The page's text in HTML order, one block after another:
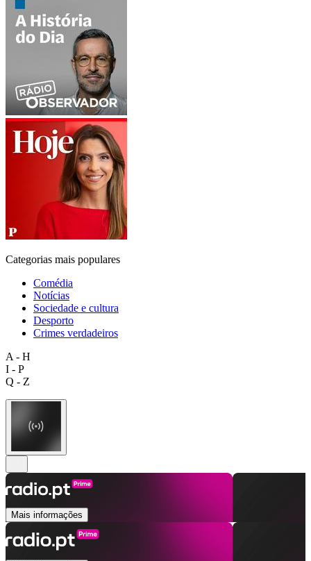
Categorias mais populares
Comédia
Notícias
Sociedade e cultura
Desporto
Crimes verdadeiros
A - H
I - P
Q - Z
Mais informações